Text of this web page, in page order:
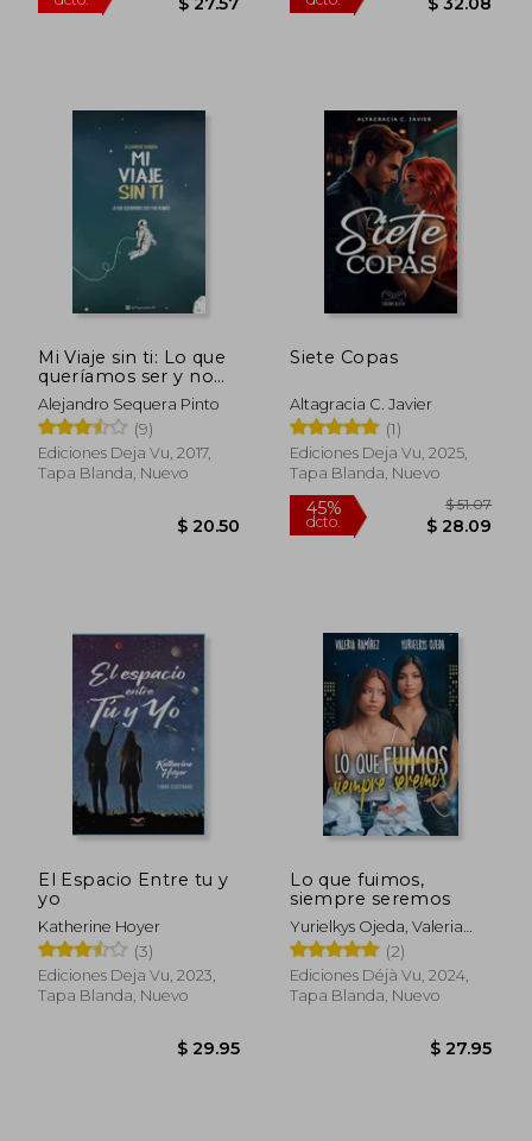
45% $ 45.44 40%
Mi Viaje sin ti: Lo que
queríamos ser y no
fuimos
Alejandro Sequera Pinto
(9)
Ediciones Deja Vu, 2017,
Tapa Blanda, Nuevo
Siete Copas
Altagracia C. Javier
(1)
Ediciones Deja Vu, 2025,
Tapa Blanda, Nuevo
El Espacio Entre tu y
yo
Katherine Hoyer
(3)
Ediciones Deja Vu, 2023,
Tapa Blanda, Nuevo
Lo que fuimos,
siempre seremos
Yurielkys Ojeda, Valeria
Ramírez
(2)
Ediciones Déjà Vu, 2024,
Tapa Blanda, Nuevo